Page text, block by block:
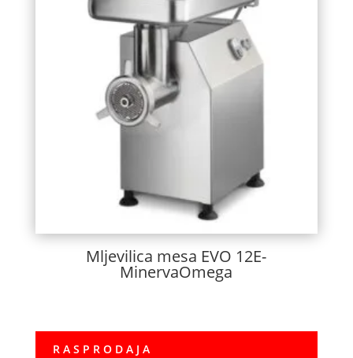
Mljevilica mesa EVO 12E-
MinervaOmega
R A S P R O D A J A